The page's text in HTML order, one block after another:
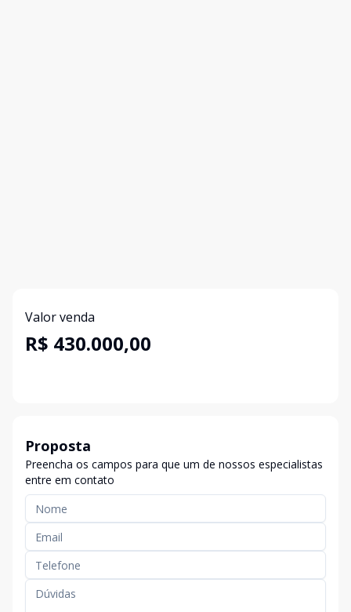
Valor venda
R$ 430.000,00
Proposta
Preencha os campos para que um de nossos especialistas
entre em contato